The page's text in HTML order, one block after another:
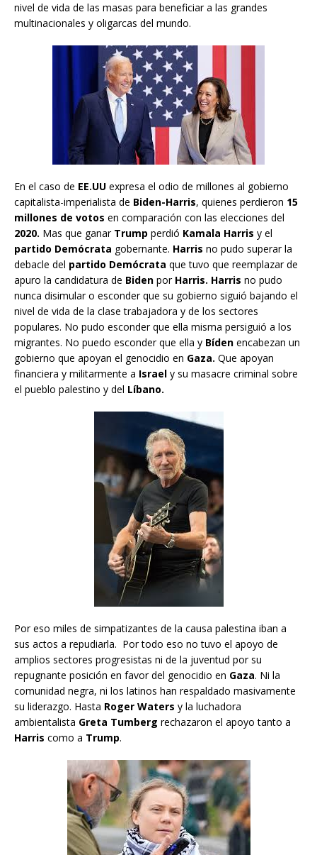
nivel de vida de las masas para beneficiar a las grandes
multinacionales y oligarcas del mundo.
En el caso de EE.UU expresa el odio de millones al gobierno
capitalista-imperialista de Biden-Harris, quienes perdieron 15
millones de votos en comparación con las elecciones del
2020. Mas que ganar Trump perdió Kamala Harris y el
partido Demócrata gobernante. Harris no pudo superar la
debacle del partido Demócrata que tuvo que reemplazar de
apuro la candidatura de Biden por Harris. Harris no pudo
nunca disimular o esconder que su gobierno siguió bajando el
nivel de vida de la clase trabajadora y de los sectores
populares. No pudo esconder que ella misma persiguió a los
migrantes. No puedo esconder que ella y Bíden encabezan un
gobierno que apoyan el genocidio en Gaza. Que apoyan
financiera y militarmente a Israel y su masacre criminal sobre
el pueblo palestino y del Líbano.
Por eso miles de simpatizantes de la causa palestina iban a
sus actos a repudiarla. Por todo eso no tuvo el apoyo de
amplios sectores progresistas ni de la juventud por su
repugnante posición en favor del genocidio en Gaza. Ni la
comunidad negra, ni los latinos han respaldado masivamente
su liderazgo. Hasta Roger Waters y la luchadora
ambientalista Greta Tumberg rechazaron el apoyo tanto a
Harris como a Trump.